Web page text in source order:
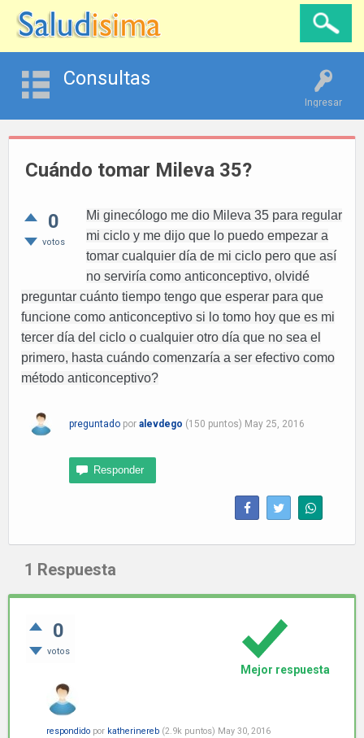
Ingresar
Consultas
Cuándo tomar Mileva 35?
0
votos
Mi ginecólogo me dio Mileva 35 para regular
mi ciclo y me dijo que lo puedo empezar a
tomar cualquier día de mi ciclo pero que así
no serviría como anticonceptivo, olvidé
preguntar cuánto tiempo tengo que esperar para que
funcione como anticonceptivo si lo tomo hoy que es mi
tercer día del ciclo o cualquier otro día que no sea el
primero, hasta cuándo comenzaría a ser efectivo como
método anticonceptivo?
preguntado por alevdego (150 puntos) May 25, 2016
1 Respuesta
0
votos
respondido por katherinereb (2.9k puntos) May 30, 2016
Mejor respuesta